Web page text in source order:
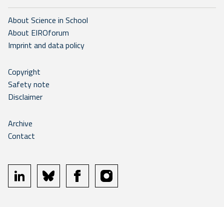
About Science in School
About EIROforum
Imprint and data policy
Copyright
Safety note
Disclaimer
Archive
Contact
linkedin bluesky facebookinstagram